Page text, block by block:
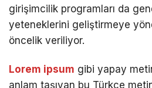
girişimcilik programları da
yeteneklerini geliştirmeye
öncelik veriliyor.
Lorem ipsum gibi yapay
anlam taşıyan bu Türkçe